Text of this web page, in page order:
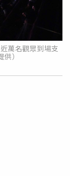
萬名觀眾到場支
）